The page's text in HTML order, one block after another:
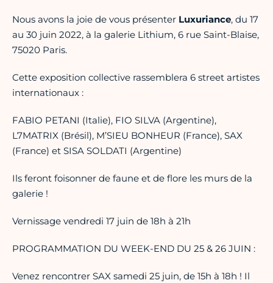
Nous avons la joie de vous présenter Luxuriance, du 17
au 30 juin 2022, à la galerie Lithium, 6 rue Saint-Blaise,
75020 Paris.
Cette exposition collective rassemblera 6 street artistes
internationaux :
FABIO PETANI (Italie), FIO SILVA (Argentine),
L7MATRIX (Brésil), M’SIEU BONHEUR (France), SAX
(France) et SISA SOLDATI (Argentine)
Ils feront foisonner de faune et de flore les murs de la
galerie !
Vernissage vendredi 17 juin de 18h à 21h
PROGRAMMATION DU WEEK-END DU 25 & 26 JUIN :
Venez rencontrer SAX samedi 25 juin, de 15h à 18h ! Il